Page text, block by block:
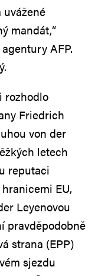
uvážené
mandát,“
AFP.
rozhodlo
Friedrich
von der
letech
reputaci
EU,
Leyenovou
pravděpodobně
strana (EPP)
sjezdu